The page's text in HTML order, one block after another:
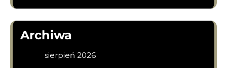
Archiwa
sierpień 2026